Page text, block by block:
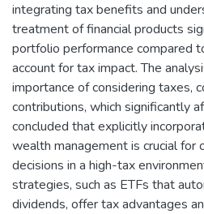
integrating tax benefits and
treatment of financial products
portfolio performance compared
account for tax impact. The
importance of considering taxes,
contributions, which significantly
concluded that explicitly
wealth management is crucial for
decisions in a high-tax
strategies, such as ETFs that
dividends, offer tax advantages